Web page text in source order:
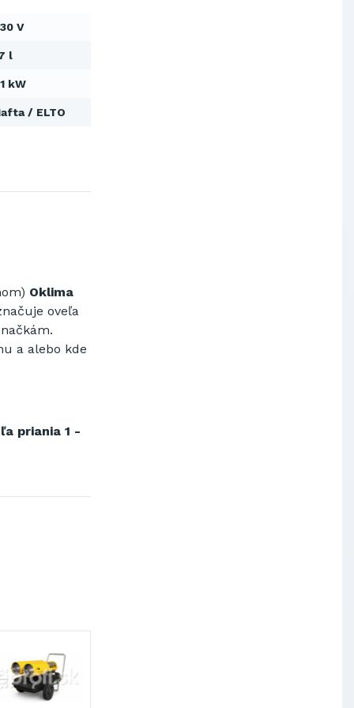
V
l
kW
/ ELTO
Oklima
oveľa
a alebo kde
priania 1 -